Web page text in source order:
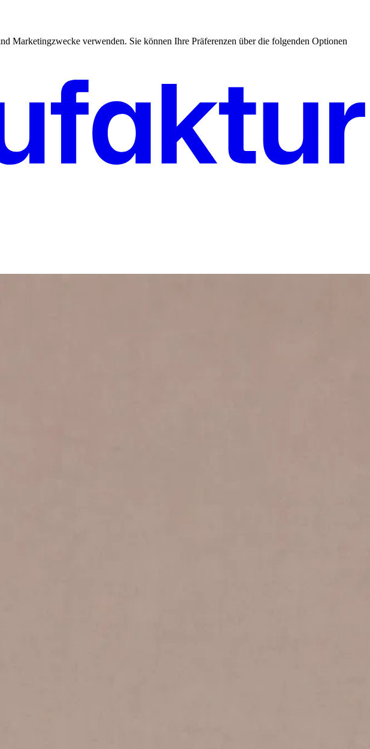
Marketingzwecke verwenden. Sie können Ihre Präferenzen über die folgenden Optionen